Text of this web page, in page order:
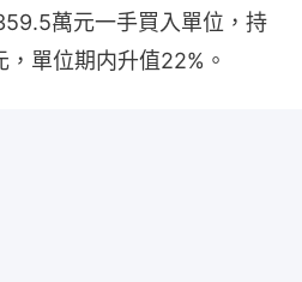
萬元一手買入單位，持
單位期内升值22%。